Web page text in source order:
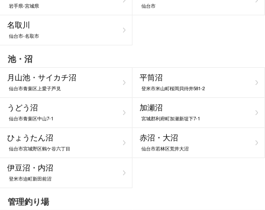
岩手県-宮城県 仙台市
名取川
仙台市-名取市
池・沼
月山池・サイカチ沼
仙台市青葉区上愛子芦見
平筒沼
登米市米山町桜岡貝待井581-2
うどう沼
仙台市青葉区中山7-1
加瀬沼
宮城郡利府町加瀬新堤下7-1
ひょうたん沼
仙台市宮城野区鶴ケ谷六丁目
赤沼・大沼
仙台市若林区荒井大沼
伊豆沼・内沼
登米市迫町新田前沼
管理釣り場